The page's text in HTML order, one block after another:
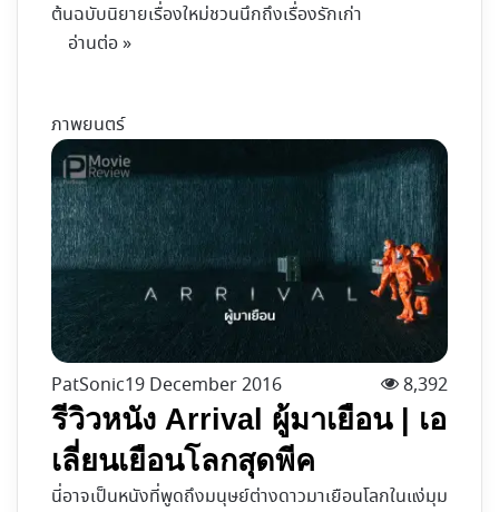
ต้นฉบับนิยายเรื่องใหม่ชวนนึกถึงเรื่องรักเก่า
อ่านต่อ »
ภาพยนตร์
PatSonic19 December 2016 8,392
รีวิวหนัง Arrival ผู้มาเยือน | เอ
เลี่ยนเยือนโลกสุดพีค
นี่อาจเป็นหนังที่พูดถึงมนุษย์ต่างดาวมาเยือนโลกในแง่มุม